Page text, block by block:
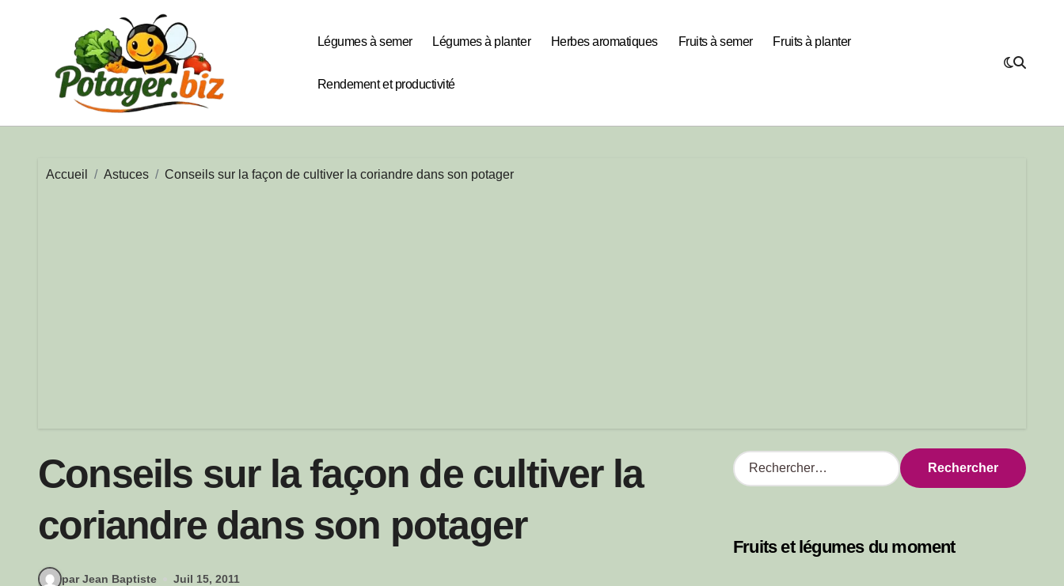
Légumes à semer Légumes à planter Herbes aromatiques Fruits à semer Fruits à planter
Rendement et productivité
Accueil Astuces Conseils sur la façon de cultiver la coriandre dans son potager
Conseils sur la façon de cultiver la
coriandre dans son potager
par Jean Baptiste
Juil 15, 2011
R
e
rFruits et légumes du moment